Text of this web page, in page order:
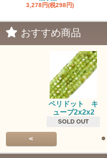
3,278円(税298円)
おすすめ商品
ペリドット キ
ューブ2x2x2
SOLD OUT
<